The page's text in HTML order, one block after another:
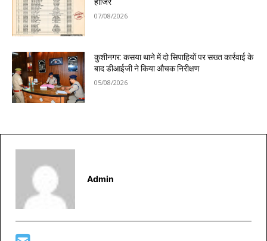
हाजिर
07/08/2026
कुशीनगर: कसया थाने में दो सिपाहियों पर सख्त कार्रवाई के
बाद डीआईजी ने किया औचक निरीक्षण
05/08/2026
Admin